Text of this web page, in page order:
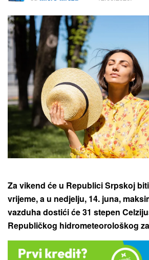
Za vikend će u Republici Srpskoj
vrijeme, a u nedjelju, 14. juna,
vazduha dostići će 31 stepen
Republičkog hidrometeorološkog